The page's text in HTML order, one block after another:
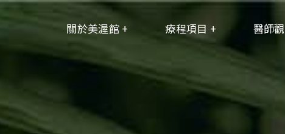
關於美渥館 + 療程項目 + 醫師